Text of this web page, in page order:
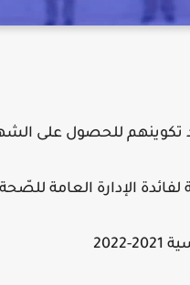
للحصول على
الإدارة العامة